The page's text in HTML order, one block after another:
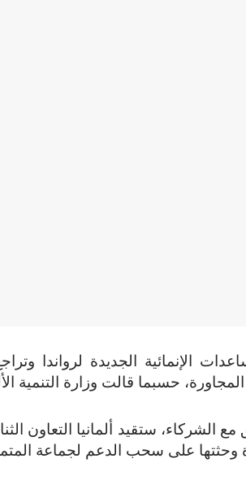
الإنمائية الجديدة لرواندا
حسبما قالت وزارة التنمية
مع الشركاء، ستقيد ألمانيا التعاون
سحب الدعم لجماعة المتمردين إم23، التي أحرزت تقدمًا